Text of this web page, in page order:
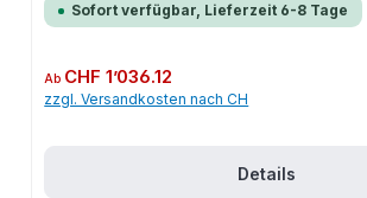
Sofort verfügbar, Lieferzeit 6-8 Tage
Regulärer Preis:
Ab CHF 1’036.12
zzgl. Versandkosten nach CH
Details